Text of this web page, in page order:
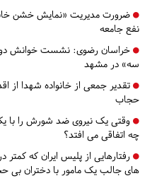
ضرورت مدیریت «نمایش خشن
نفع جامعه
خراسان رضوی: نشست خوانش دو
سه» در مشهد
تقدیر جمعی از خانواده شهدا از
حجاب
وقتی یک نیروی ضد شورش را با
چه اتفاقی می افتد؟
رفتارهایی از پلیس ایران که
های جالب یک مامور با دختران بی